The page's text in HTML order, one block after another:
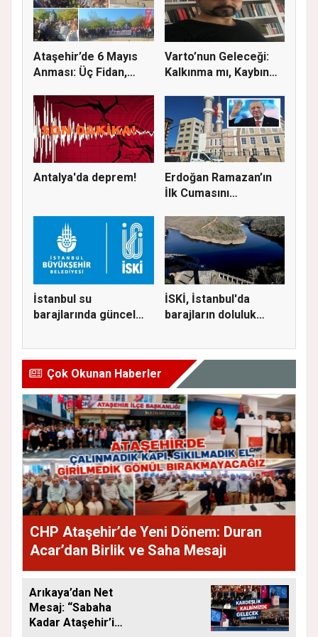
Ataşehir’de 6 Mayıs
Anması: Üç Fidan,
Varto’nun Geleceği:
Kalkınma mı, Kaybın
Antalya'da deprem!
Erdoğan Ramazan’ın
İlk Cumasını
İstanbul su
barajlarında güncel
İSKİ, İstanbul'da
barajların doluluk
Çok Okunan Haberler
CHP Ataşehir’de Yeni Dönem: Duran
Acar’dan Birlik ve Saha Mesajı
Arıkaya’dan Net
Mesaj: “Sabaha
Kadar Ataşehir’i